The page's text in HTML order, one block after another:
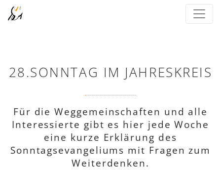
28.SONNTAG IM JAHRESKREIS
Für die Weggemeinschaften und alle
Interessierte gibt es hier jede Woche
eine kurze Erklärung des
Sonntagsevangeliums mit Fragen zum
Weiterdenken.